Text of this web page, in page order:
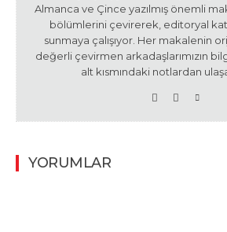
Almanca ve Çince yazılmış önemli
bölümlerini çevirerek, editoryal
sunmaya çalışıyor. Her makalenin
değerli çevirmen arkadaşlarımızın
alt kısmındaki notlardan
YORUMLAR